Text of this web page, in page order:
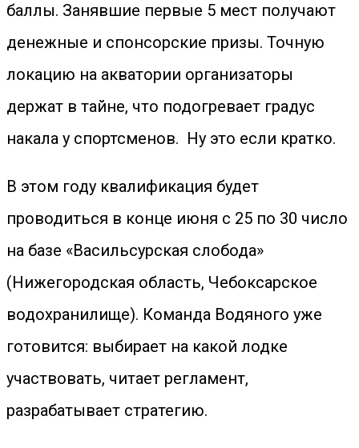
баллы. Занявшие первые 5 мест получают
денежные и спонсорские призы. Точную
локацию на акватории организаторы
держат в тайне, что подогревает градус
накала у спортсменов. Ну это если кратко.
В этом году квалификация будет
проводиться в конце июня с 25 по 30 число
на базе «Васильсурская слобода»
(Нижегородская область, Чебоксарское
водохранилище). Команда Водяного уже
готовится: выбирает на какой лодке
участвовать, читает регламент,
разрабатывает стратегию.